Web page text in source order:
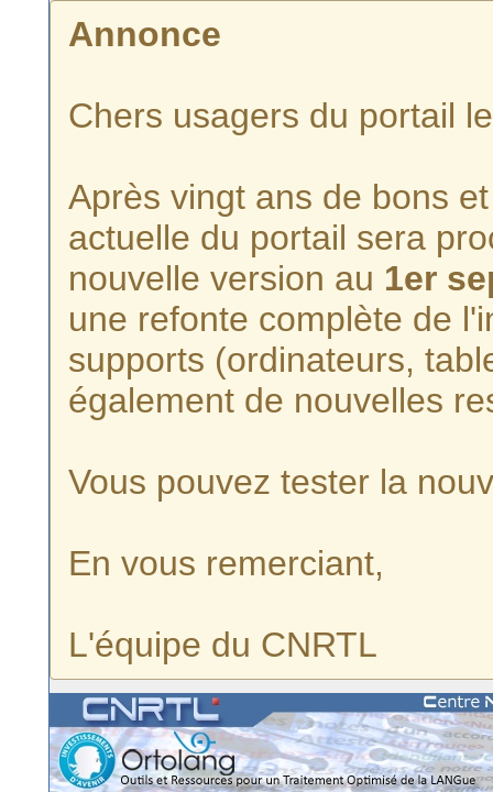
Annonce
Chers usagers du portail
Après vingt ans de bons
actuelle du portail sera
nouvelle version au 1er
une refonte complète de
supports (ordinateurs,
également de nouvelles
Vous pouvez tester la
En vous remerciant,
L'équipe du CNRTL